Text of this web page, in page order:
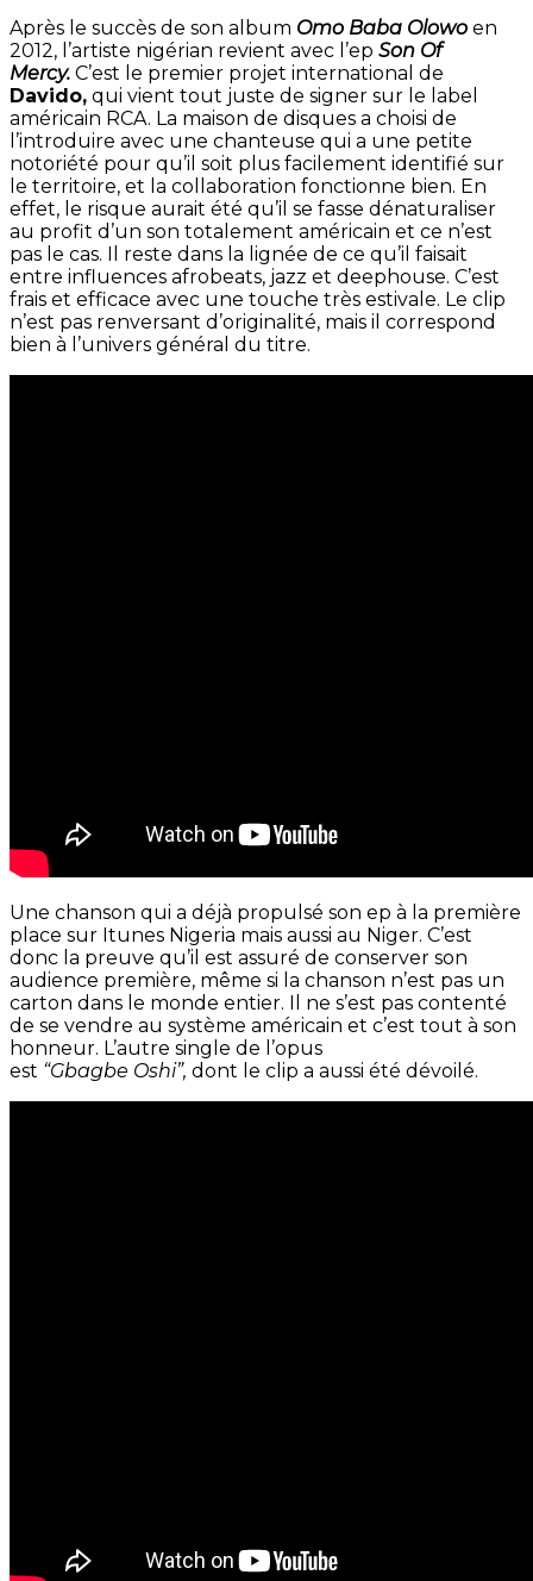
Après le succès de son album Omo Baba Olowo en
2012, l’artiste nigérian revient avec l’ep Son Of
Mercy. C’est le premier projet international de
Davido, qui vient tout juste de signer sur le label
américain RCA. La maison de disques a choisi de
l’introduire avec une chanteuse qui a une petite
notoriété pour qu’il soit plus facilement identifié sur
le territoire, et la collaboration fonctionne bien. En
effet, le risque aurait été qu’il se fasse dénaturaliser
au profit d’un son totalement américain et ce n’est
pas le cas. Il reste dans la lignée de ce qu’il faisait
entre influences afrobeats, jazz et deephouse. C’est
frais et efficace avec une touche très estivale. Le clip
n’est pas renversant d’originalité, mais il correspond
bien à l’univers général du titre.
Une chanson qui a déjà propulsé son ep à la première
place sur Itunes Nigeria mais aussi au Niger. C’est
donc la preuve qu’il est assuré de conserver son
audience première, même si la chanson n’est pas un
carton dans le monde entier. Il ne s’est pas contenté
de se vendre au système américain et c’est tout à son
honneur. L’autre single de l’opus
est “Gbagbe Oshi”, dont le clip a aussi été dévoilé.